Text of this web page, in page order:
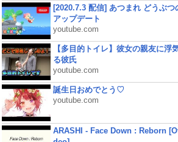
[2020.7.3 配信] あつまれ どうぶつ
アップデート
youtube.com
【多目的トイレ】彼女の親友に浮
る彼氏
youtube.com
誕生日おめでとう♡
youtube.com
ARASHI - Face Down : Reborn